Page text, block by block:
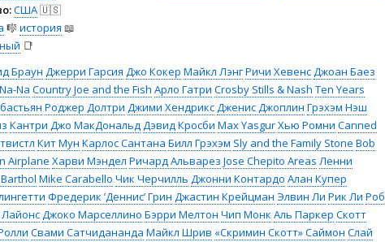
США🇺🇸
🎼история 📖
📑
Браун Джерри Гарсия Джо Кокер Майкл ЛэнгРичи ХевенсДжоан Баез
Na Country Joe and the Fish Арло Гатри Crosby Stills & Nash Ten Years
Роджер Долтри Джими ХендриксДженис Джоплин Грэхэм Нэш
Кантри Джо МакДональдДэвид Кросби Max YasgurХью Ромни Canned
Кит Мун Карлос Сантана Билл Грэхэм Sly and the Family Stone Bob
Airplane Харви Мэндел Ричард Альварез Jose Chepito Areas Ленни
Mike Carabello Чик Черчилль Джонни Контардо Алан Купер
Фредерик ’Деннис’ Грин Джастин Крейцман Элвин Ли Рик Ли Роб
Джоко Марселлино Бэрри Мелтон Чип Монк Аль Паркер Скотт
Свами Сатчидананда Майкл Шрив «Скримин Скотт» Саймон Слай